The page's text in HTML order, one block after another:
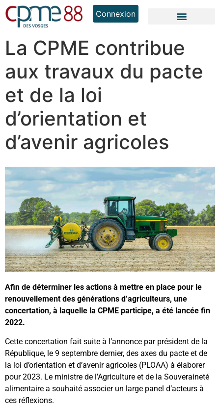
Connexion
La CPME contribue
aux travaux du pacte
et de la loi
d’orientation et
d’avenir agricoles
Afin de déterminer les actions à mettre en place pour le
renouvellement des générations d’agriculteurs, une
concertation, à laquelle la CPME participe, a été lancée fin
2022.
Cette concertation fait suite à l’annonce par président de la
République, le 9 septembre dernier, des axes du pacte et de
la loi d’orientation et d’avenir agricoles (PLOAA) à élaborer
pour 2023. Le ministre de l’Agriculture et de la Souveraineté
alimentaire a souhaité associer un large panel d’acteurs à
ces réflexions.